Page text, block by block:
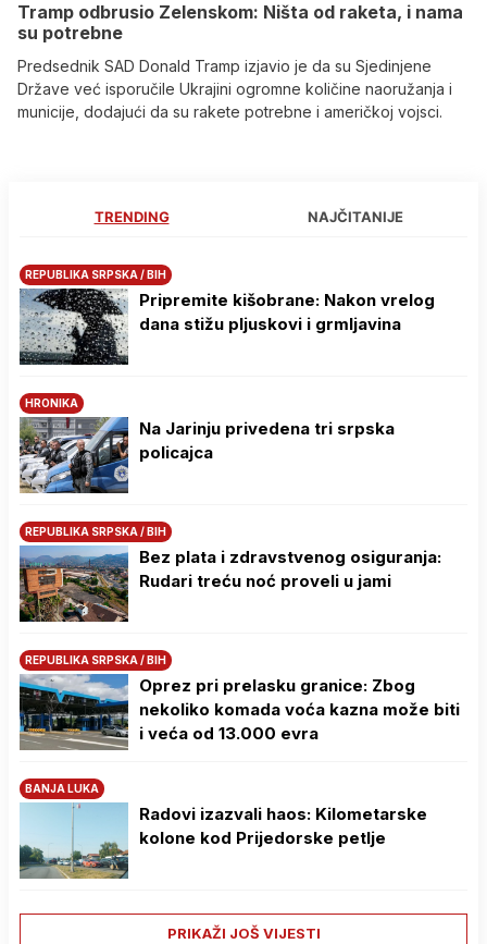
Tramp odbrusio Zelenskom: Ništa od raketa, i nama
su potrebne
Predsednik SAD Donald Tramp izjavio je da su Sjedinjene
Države već isporučile Ukrajini ogromne količine naoružanja i
municije, dodajući da su rakete potrebne i američkoj vojsci.
TRENDING NAJČITANIJE
REPUBLIKA SRPSKA / BIH
Pripremite kišobrane: Nakon vrelog
dana stižu pljuskovi i grmljavina
HRONIKA
Na Јarinju privedena tri srpska
policajca
REPUBLIKA SRPSKA / BIH
Bez plata i zdravstvenog osiguranja:
Rudari treću noć proveli u jami
REPUBLIKA SRPSKA / BIH
Oprez pri prelasku granice: Zbog
nekoliko komada voća kazna može biti
i veća od 13.000 evra
BANJA LUKA
Radovi izazvali haos: Kilometarske
kolone kod Prijedorske petlje
PRIKAŽI JOŠ VIJESTI